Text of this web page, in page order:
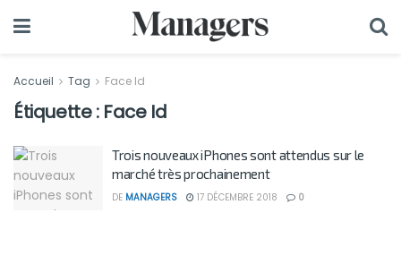
Accueil Tag Face Id
Étiquette : Face Id
Trois nouveaux iPhones sont attendus sur le
marché très prochainement
DE MANAGERS 17 DÉCEMBRE 2018 0